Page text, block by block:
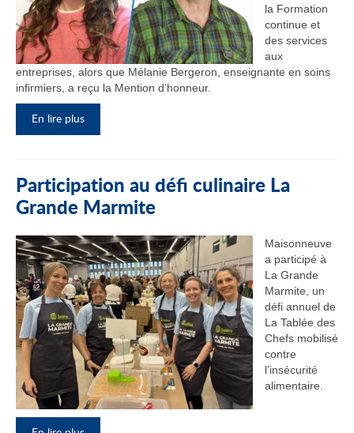
la Formation
continue et
des services
aux
entreprises, alors que Mélanie Bergeron, enseignante en soins
infirmiers, a reçu la Mention d’honneur.
En lire plus
Participation au défi culinaire La
Grande Marmite
Maisonneuve
a participé à
La Grande
Marmite, un
défi annuel de
La Tablée des
Chefs mobilisé
contre
l’insécurité
alimentaire.